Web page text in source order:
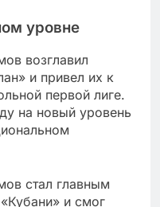
уровне
возглавил
и привел их к
первой лиге.
на новый уровень
стал главным
и смог